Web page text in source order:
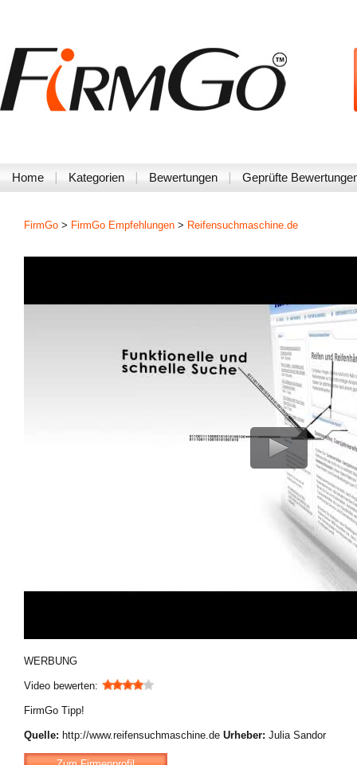
Home Kategorien Bewertungen Geprüfte
FirmGo > FirmGo Empfehlungen > Reifensuchmaschine.de
WERBUNG
Video bewerten:
FirmGo Tipp!
Quelle: http://www.reifensuchmaschine.de Urheber: Julia Sandor